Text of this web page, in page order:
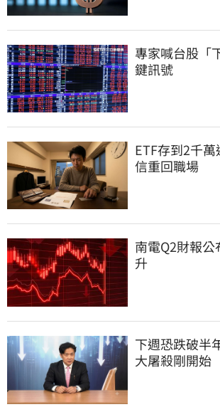
專家喊台股「
鍵訊號
ETF存到2千
信重回職場
南電Q2財報
升
下週恐跌破半
大屠殺剛開始